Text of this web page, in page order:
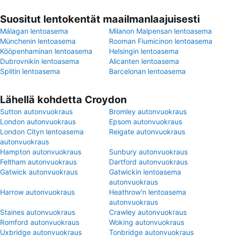
Suositut lentokentät maailmanlaajuisesti
Málagan lentoasema
Milanon Malpensan lentoasema
Münchenin lentoasema
Rooman Fiumicinon lentoasema
Kööpenhaminan lentoasema
Helsingin lentoasema
Dubrovnikin lentoasema
Alicanten lentoasema
Splitin lentoasema
Barcelonan lentoasema
Lähellä kohdetta Croydon
Sutton autonvuokraus
Bromley autonvuokraus
London autonvuokraus
Epsom autonvuokraus
London Cityn lentoasema
autonvuokraus
Reigate autonvuokraus
Hampton autonvuokraus
Sunbury autonvuokraus
Feltham autonvuokraus
Dartford autonvuokraus
Gatwick autonvuokraus
Gatwickin lentoasema
autonvuokraus
Harrow autonvuokraus
Heathrow'n lentoasema
autonvuokraus
Staines autonvuokraus
Crawley autonvuokraus
Romford autonvuokraus
Woking autonvuokraus
Uxbridge autonvuokraus
Tonbridge autonvuokraus